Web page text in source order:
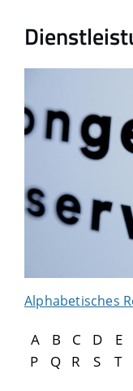
Alphabetisches
A B C D E
P
Q R S T